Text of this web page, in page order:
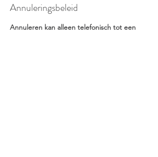
Annuleringsbeleid
Annuleren kan alleen telefonisch tot een